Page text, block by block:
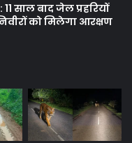
साल बाद जेल प्रहरियों
को मिलेगा आरक्षण